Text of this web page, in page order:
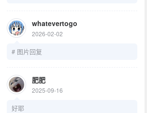
.jpg头像：
https://pj.hooskai.top/assets/images/avatar
whatevertogo
2026-02-02
# 图片回复
肥肥
2025-09-16
好耶